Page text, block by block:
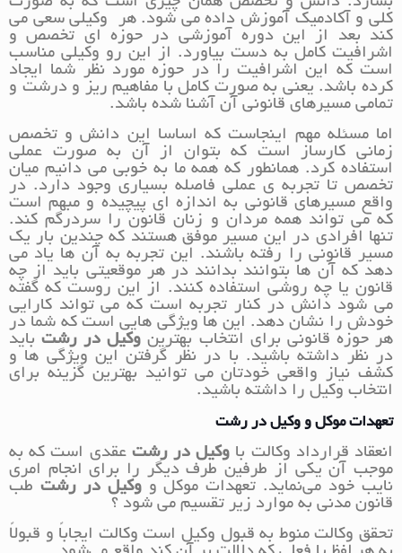
کلی و آکادمیک آموزش داده می شود. هر وکیلی سعی می
کند بعد از این دوره آموزشی در حوزه ای تخصص و
اشرافیت کامل به دست بیاورد. از این رو وکیلی مناسب
است که این اشرافیت را در حوزه مورد نظر شما ایجاد
کرده باشد. یعنی به صورت کامل با مفاهیم ریز و درشت و
تمامی مسیرهای قانونی آن آشنا شده باشد.
اما مسئله مهم اینجاست که اساسا این دانش و تخصص
زمانی کارساز است که بتوان از آن به صورت عملی
استفاده کرد. همانطور که همه ما به خوبی می دانیم میان
تخصص تا تجربه ی عملی فاصله بسیاری وجود دارد. در
واقع مسیرهای قانونی به اندازه ای پیچیده و مبهم است
که می تواند همه مردان و زنان قانون را سردرگم کند.
تنها افرادی در این مسیر موفق هستند که چندین بار یک
مسیر قانونی را رفته باشند. این تجربه به آن ها یاد می
دهد که آن ها بتوانند بدانند در هر موقعیتی باید از چه
قانون یا چه روشی استفاده کنند. از این روست که گفته
می شود دانش در کنار تجربه است که می تواند کارایی
خودش را نشان دهد. این ها ویژگی هایی است که شما در
هر حوزه قانونی برای انتخاب بهترین وکیل در رشتباید
در نظر داشته باشید. با در نظر گرفتن این ویژگی ها و
کشف نیاز واقعی خودتان می توانید بهترین گزینه برای
انتخاب وکیل را داشته باشید.
تعهدات موکل و وکیل در رشت
انعقاد قرارداد وکالت با وکیل در رشت عقدی است که به
موجب آن یکی از طرفین طرف دیگر را برای انجام امری
نایب خود می‌نماید. تعهدات موکل ووکیل در رشت طب
قانون مدنی به موارد زیر تقسیم می شود ؟
تحقق وکالت منوط به قبول وکیل است وکالت ایجاباً و قبولاً